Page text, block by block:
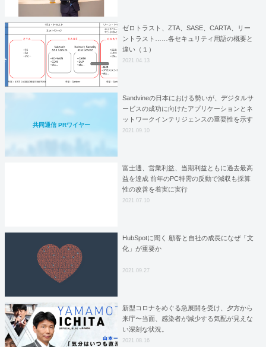
ゼロトラスト、ZTA、SASE、CARTA、リー
ントラスト……各セキュリティ用語の概要と
違い（１）
2021.04.13
共同通信 PRワイヤー
Sandvineの日本における勢いが、デジタルサ
ービスの成功に向けたアプリケーションとネ
ットワークインテリジェンスの重要性を示す
2021.09.10
富士通、営業利益、当期利益ともに過去最高
益を達成 前年のPC特需の反動で減収も採算
性の改善を着実に実行
2021.07.10
HubSpotに聞く 顧客と自社の成長になぜ「文
化」が重要か
2021.09.27
新型コロナをめぐる急展開を受け、夕方から
来庁〜当面、感染者が減少する気配が見えな
い深刻な状況。
2021.08.16